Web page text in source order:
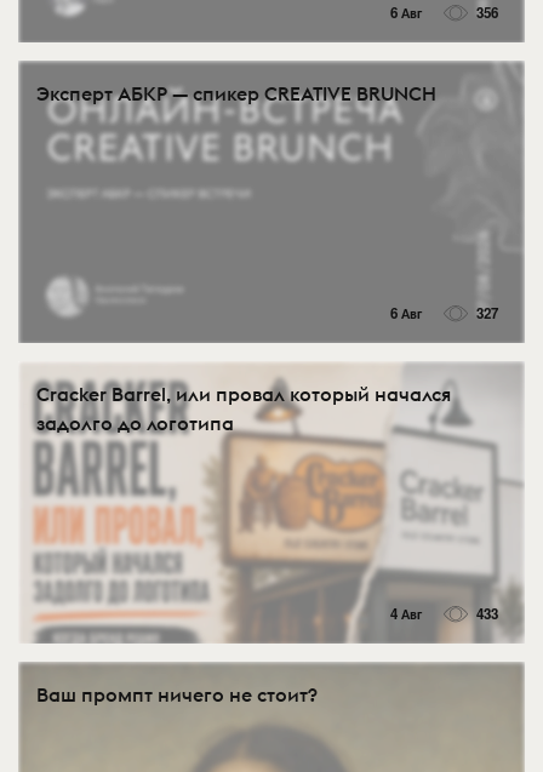
6 Авг 356
Эксперт АБКР — спикер CREATIVE BRUNCH
6 Авг 327
Cracker Barrel, или провал который начался
задолго до логотипа
4 Авг 433
Ваш промпт ничего не стоит?